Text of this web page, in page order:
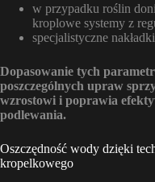
w przypadku roślin
kroplowe systemy z
specjalistyczne
Dopasowanie tych
poszczególnych upraw
wzrostowi i poprawia
podlewania.
Oszczędność wody dzięki
kropelkowego